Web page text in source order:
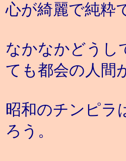
心が綺麗で純粋
なかなかどうし
ても都会の人間
昭和のチンピラ
ろう。